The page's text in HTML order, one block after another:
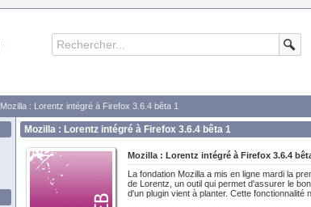
Mozilla : Lorentz intégré à Firefox 3.6.4 bêta 1
Mozilla : Lorentz intégré à Firefox 3.6.4 bêta 1
Mozilla : Lorentz intégré à Firefox 3.6.4
La fondation Mozilla a mis en ligne mardi la
de Lorentz, un outil qui permet d'assurer le
d'un plugin vient à planter. Cette